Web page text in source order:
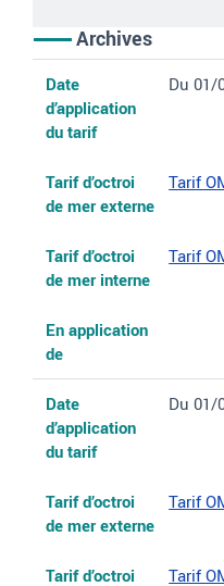
Archives
Date
d’application
du tarif
Du 01/
Tarif d’octroi
de mer externe
Tarif
Tarif d’octroi
de mer interne
Tarif
En application
de
Date
d’application
du tarif
Du 01/
Tarif d’octroi
de mer externe
Tarif
Tarif d’octroi
Tarif